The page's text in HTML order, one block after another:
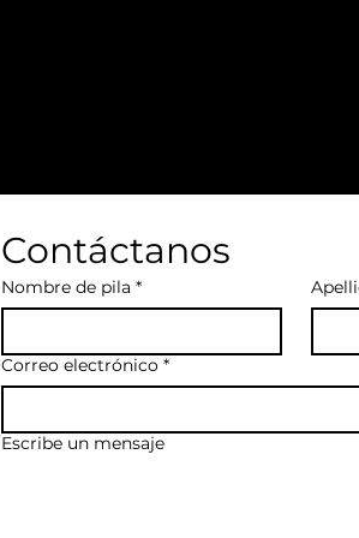
Contáctanos
Nombre de pila *
Correo electrónico *
Escribe un mensaje